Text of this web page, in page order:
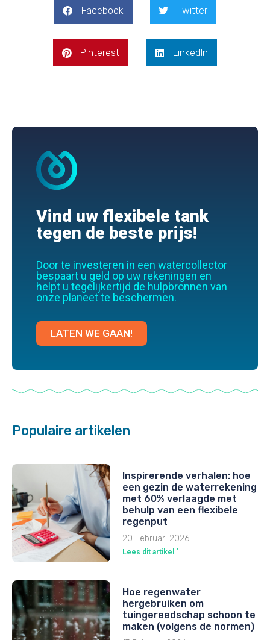
Facebook Twitter
Pinterest LinkedIn
Vind uw flexibele tank
tegen de beste prijs!
Door te investeren in een watercollector
bespaart u geld op uw rekeningen en
helpt u tegelijkertijd de hulpbronnen van
onze planeet te beschermen.
LATEN WE GAAN!
Populaire artikelen
Inspirerende verhalen: hoe
een gezin de waterrekening
met 60% verlaagde met
behulp van een flexibele
regenput
20 Februari 2026
Lees dit artikel "
Hoe regenwater
hergebruiken om
tuingereedschap schoon te
maken (volgens de normen)